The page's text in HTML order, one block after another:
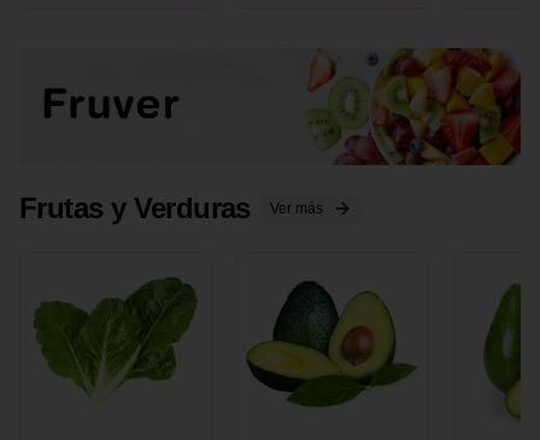
Frutas y Verduras Ver más